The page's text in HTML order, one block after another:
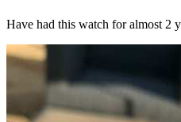
Have had this watch for almost 2